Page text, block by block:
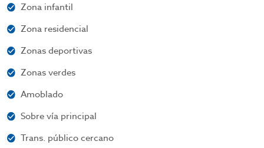
Zona infantil
Zona residencial
Zonas deportivas
Zonas verdes
Amoblado
Sobre vía principal
Trans. público cercano